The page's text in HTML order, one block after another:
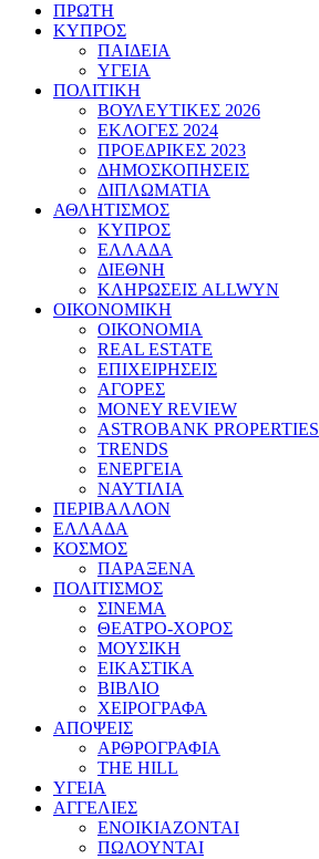
ΠΡΩΤΗ
ΚΥΠΡΟΣ
ΠΑΙΔΕΙΑ
ΥΓΕΙΑ
ΠΟΛΙΤΙΚΗ
ΒΟΥΛΕΥΤΙΚΕΣ 2026
ΕΚΛΟΓΕΣ 2024
ΠΡΟΕΔΡΙΚΕΣ 2023
ΔΗΜΟΣΚΟΠΗΣΕΙΣ
ΔΙΠΛΩΜΑΤΙΑ
ΑΘΛΗΤΙΣΜΟΣ
ΚΥΠΡΟΣ
ΕΛΛΑΔΑ
ΔΙΕΘΝΗ
ΚΛΗΡΩΣΕΙΣ ALLWYN
ΟΙΚΟΝΟΜΙΚΗ
ΟΙΚΟΝΟΜΙΑ
REAL ESTATE
ΕΠΙΧΕΙΡΗΣΕΙΣ
ΑΓΟΡΕΣ
MONEY REVIEW
ASTROBANK PROPERTIES
TRENDS
ΕΝΕΡΓΕΙΑ
ΝΑΥΤΙΛΙΑ
ΠΕΡΙΒΑΛΛΟΝ
ΕΛΛΑΔΑ
ΚΟΣΜΟΣ
ΠΑΡΑΞΕΝΑ
ΠΟΛΙΤΙΣΜΟΣ
ΣΙΝΕΜΑ
ΘΕΑΤΡΟ-ΧΟΡΟΣ
ΜΟΥΣΙΚΗ
ΕΙΚΑΣΤΙΚΑ
ΒΙΒΛΙΟ
ΧΕΙΡΟΓΡΑΦΑ
ΑΠΟΨΕΙΣ
ΑΡΘΡΟΓΡΑΦΙΑ
THE HILL
ΥΓΕΙΑ
ΑΓΓΕΛΙΕΣ
ΕΝΟΙΚΙΑΖΟΝΤΑΙ
ΠΩΛΟΥΝΤΑΙ